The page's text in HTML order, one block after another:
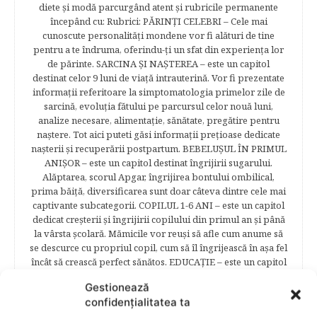
Gestionează
confidențialitatea ta
diete şi modă parcurgând atent şi rubricile permanente
începând cu: Rubrici: PĂRINŢI CELEBRI – Cele mai
cunoscute personalităţi mondene vor fi alături de tine
pentru a te îndruma, oferindu-ţi un sfat din experienţa lor
de părinte. SARCINA ŞI NAŞTEREA – este un capitol
destinat celor 9 luni de viaţă intrauterină. Vor fi prezentate
informaţii referitoare la simptomatologia primelor zile de
sarcină, evoluţia fătului pe parcursul celor nouă luni,
analize necesare, alimentaţie, sănătate, pregătire pentru
naştere. Tot aici puteti găsi informaţii preţioase dedicate
naşterii şi recuperării postpartum. BEBELUŞUL ÎN PRIMUL
ANIŞOR – este un capitol destinat îngrijirii sugarului.
Alăptarea, scorul Apgar, îngrijirea bontului ombilical,
prima băiţă, diversificarea sunt doar câteva dintre cele mai
captivante subcategorii. COPILUL 1-6 ANI – este un capitol
dedicat creşterii şi îngrijirii copilului din primul an şi până
la vârsta şcolară. Mămicile vor reuşi să afle cum anume să
se descurce cu propriul copil, cum să îl îngrijească în aşa fel
încât să crească perfect sănătos. EDUCAŢIE – este un capitol
încât să poţi obţine performanţe şcolare sigure. FAMILIA –
este un capitol destinat vieţii de familie ce conţine o serie